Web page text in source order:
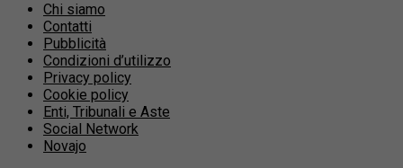
Chi siamo
Contatti
Pubblicità
Condizioni d’utilizzo
Privacy policy
Cookie policy
Enti, Tribunali e Aste
Social Network
Novajo